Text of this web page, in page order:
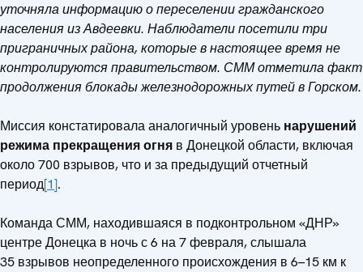
уточняла информацию о переселении гражданского
населения из Авдеевки. Наблюдатели посетили три
приграничных района, которые в настоящее время не
контролируются правительством. СММ отметила факт
продолжения блокады железнодорожных путей в Горском.
Миссия констатировала аналогичный уровень нарушений
режима прекращения огня в Донецкой области, включая
около 700 взрывов, что и за предыдущий отчетный
период[1].
Команда СММ, находившаяся в подконтрольном «ДНР»
центре Донецка в ночь с 6 на 7 февраля, слышала
35 взрывов неопределенного происхождения в 6–15 км к